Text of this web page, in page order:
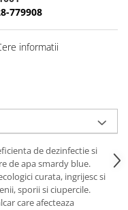
779908
informatii
de dezinfectie si
de apa smardy blue.
curata, ingrijesc si
sporii si ciupercile.
care afecteaza